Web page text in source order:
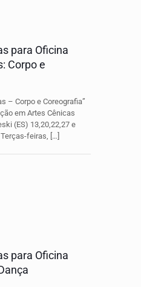
para Oficina
Corpo e
– Corpo e Coreografia”
em Artes Cênicas
(ES) 13,20,22,27 e
feiras, […]
para Oficina